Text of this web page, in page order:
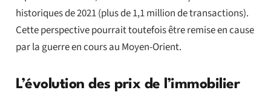
historiques de 2021 (plus de 1,1 million de transactions).
Cette perspective pourrait toutefois être remise en cause
par la guerre en cours au Moyen-Orient.
L’évolution des prix de l’immobilier